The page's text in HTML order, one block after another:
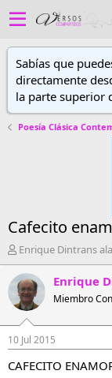
Sabías que
directamente
la parte superior
Poesía Clásica
Cafecito
A
u
t
o
r
d
e
h
i
Enrique Dintrans
Enrique
Miembro
10 Jul 2015
CAFECITO